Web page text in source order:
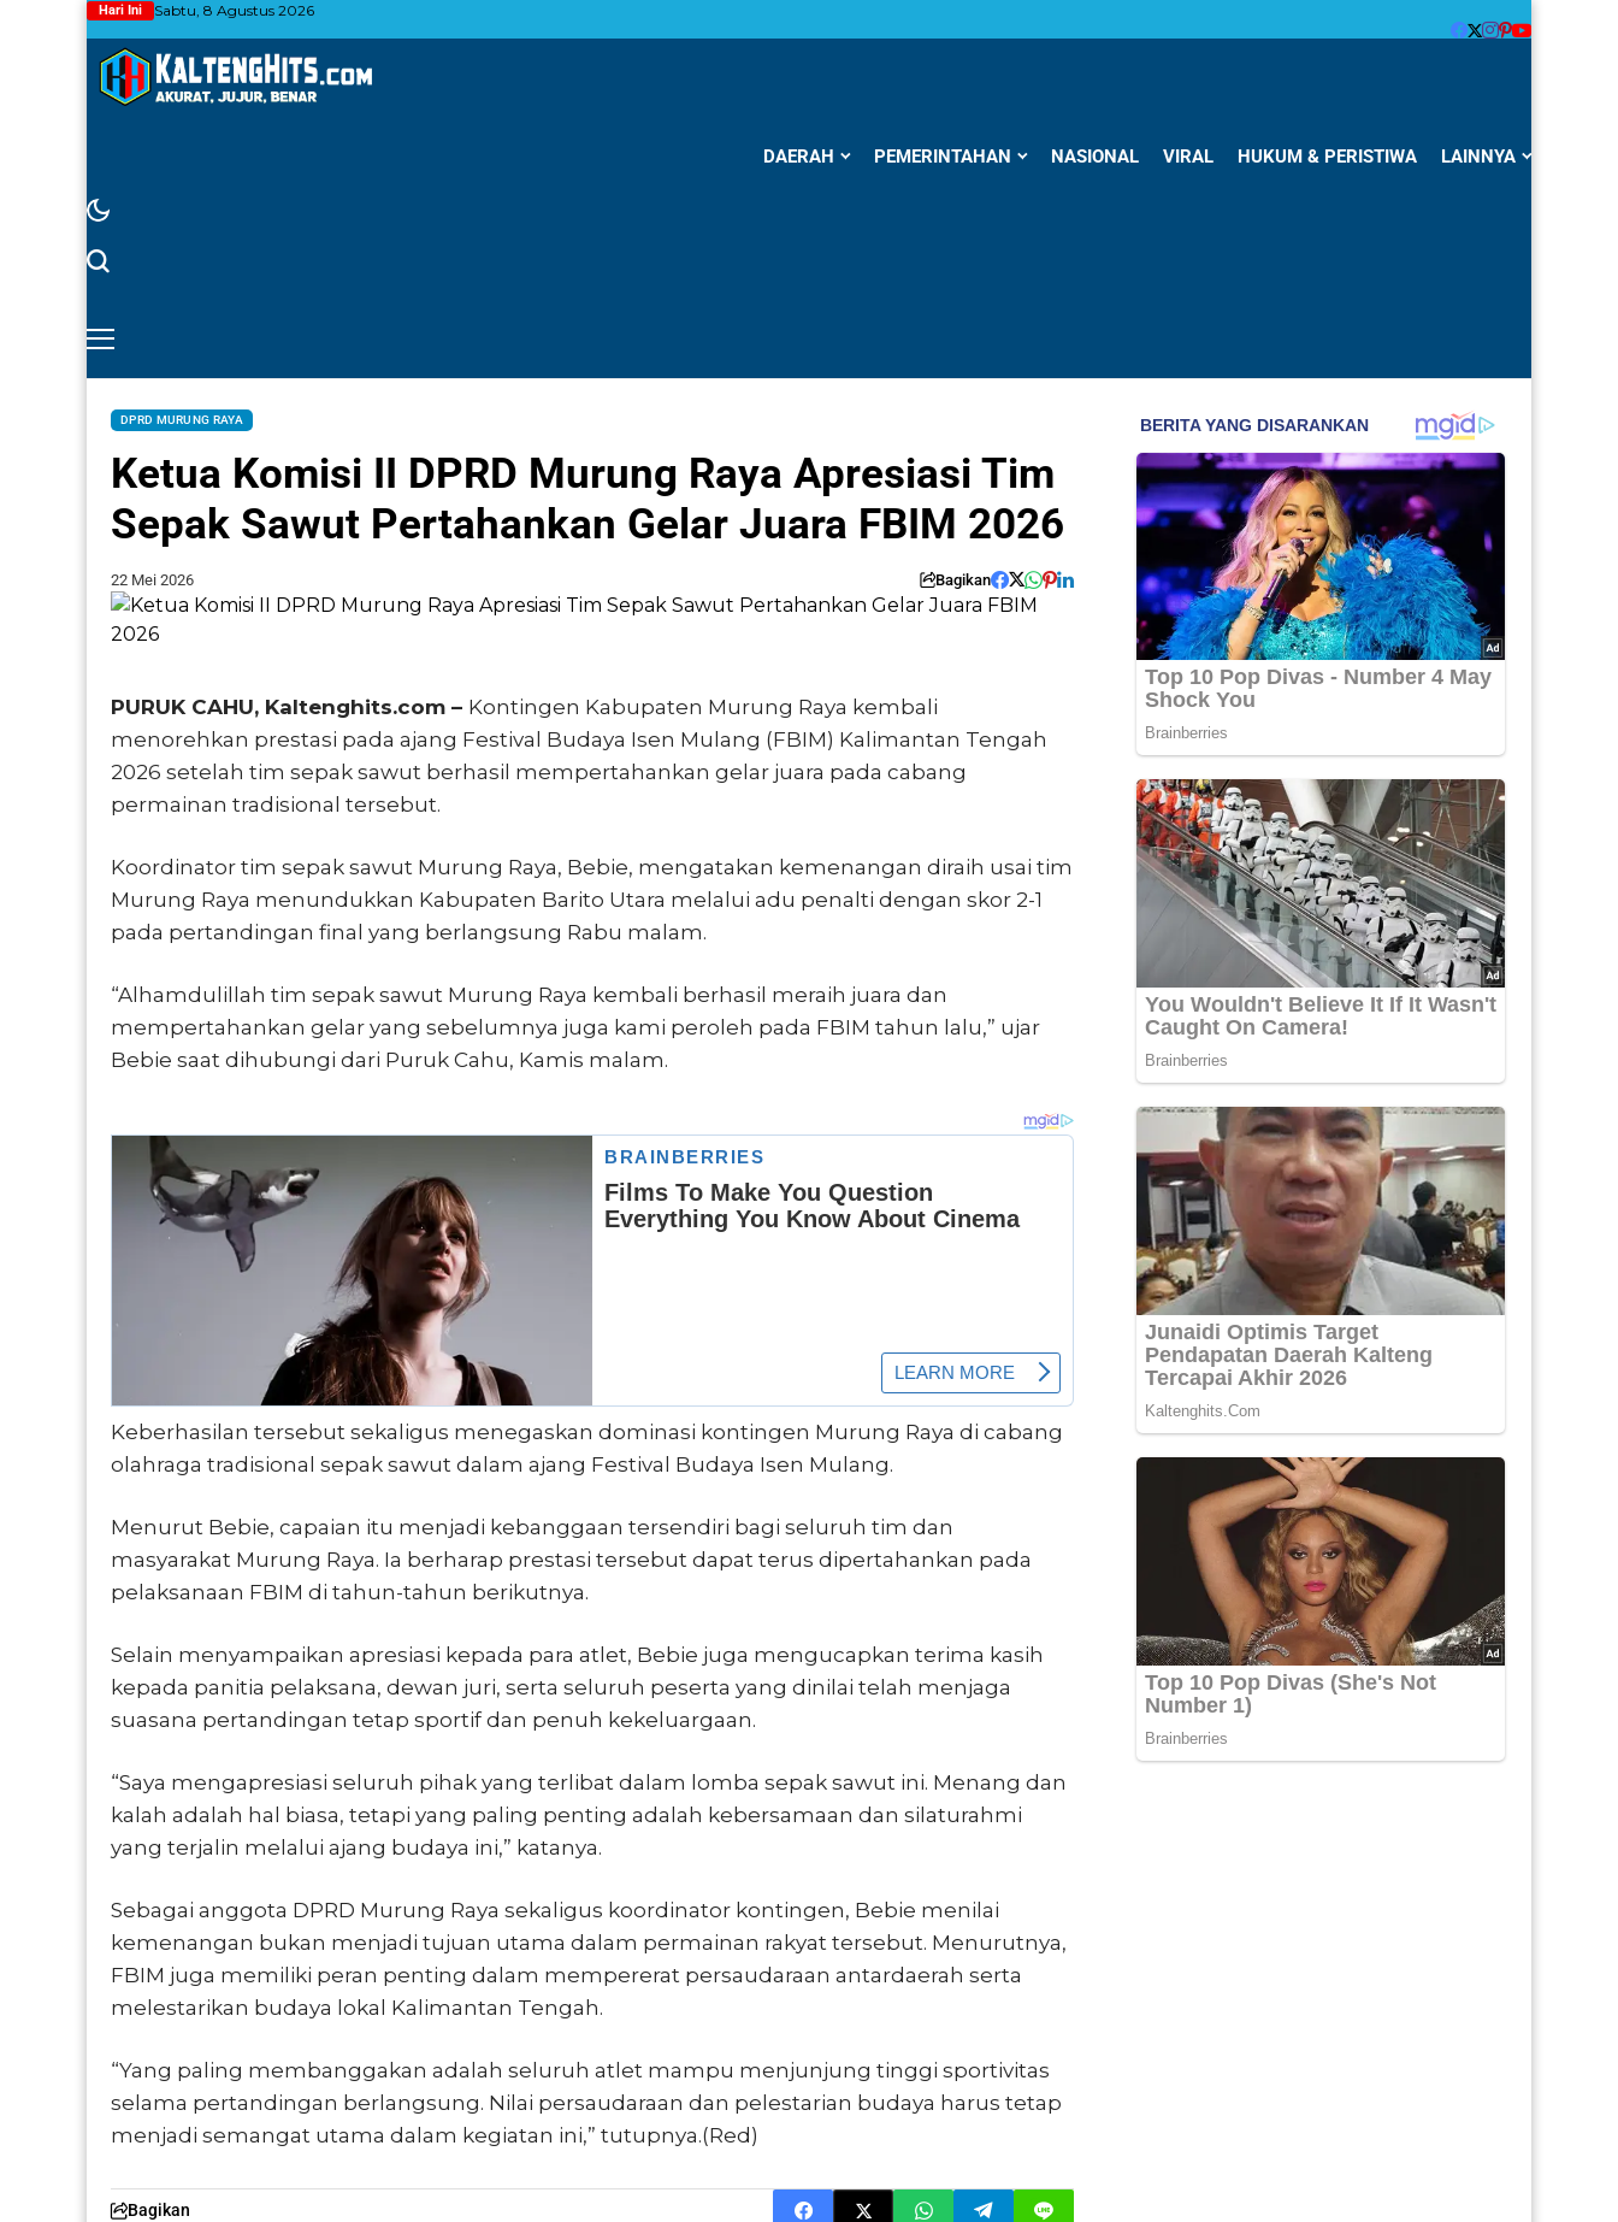
Hari Ini Sabtu, 8 Agustus 2026
DAERAH PEMERINTAHAN NASIONAL VIRAL HUKUM & PERISTIWA LAINNYA
DPRD MURUNG RAYA
Ketua Komisi II DPRD Murung Raya Apresiasi Tim
Sepak Sawut Pertahankan Gelar Juara FBIM 2026
22 Mei 2026 Bagikan
PURUK CAHU, Kaltenghits.com – Kontingen Kabupaten Murung Raya kembali
menorehkan prestasi pada ajang Festival Budaya Isen Mulang (FBIM) Kalimantan Tengah
2026 setelah tim sepak sawut berhasil mempertahankan gelar juara pada cabang
permainan tradisional tersebut.
Koordinator tim sepak sawut Murung Raya, Bebie, mengatakan kemenangan diraih usai tim
Murung Raya menundukkan Kabupaten Barito Utara melalui adu penalti dengan skor 2-1
pada pertandingan final yang berlangsung Rabu malam.
“Alhamdulillah tim sepak sawut Murung Raya kembali berhasil meraih juara dan
mempertahankan gelar yang sebelumnya juga kami peroleh pada FBIM tahun lalu,” ujar
Bebie saat dihubungi dari Puruk Cahu, Kamis malam.
Keberhasilan tersebut sekaligus menegaskan dominasi kontingen Murung Raya di cabang
olahraga tradisional sepak sawut dalam ajang Festival Budaya Isen Mulang.
Menurut Bebie, capaian itu menjadi kebanggaan tersendiri bagi seluruh tim dan
masyarakat Murung Raya. Ia berharap prestasi tersebut dapat terus dipertahankan pada
pelaksanaan FBIM di tahun-tahun berikutnya.
Selain menyampaikan apresiasi kepada para atlet, Bebie juga mengucapkan terima kasih
kepada panitia pelaksana, dewan juri, serta seluruh peserta yang dinilai telah menjaga
suasana pertandingan tetap sportif dan penuh kekeluargaan.
“Saya mengapresiasi seluruh pihak yang terlibat dalam lomba sepak sawut ini. Menang dan
kalah adalah hal biasa, tetapi yang paling penting adalah kebersamaan dan silaturahmi
yang terjalin melalui ajang budaya ini,” katanya.
Sebagai anggota DPRD Murung Raya sekaligus koordinator kontingen, Bebie menilai
kemenangan bukan menjadi tujuan utama dalam permainan rakyat tersebut. Menurutnya,
FBIM juga memiliki peran penting dalam mempererat persaudaraan antardaerah serta
melestarikan budaya lokal Kalimantan Tengah.
“Yang paling membanggakan adalah seluruh atlet mampu menjunjung tinggi sportivitas
selama pertandingan berlangsung. Nilai persaudaraan dan pelestarian budaya harus tetap
menjadi semangat utama dalam kegiatan ini,” tutupnya.(Red)
Bagikan